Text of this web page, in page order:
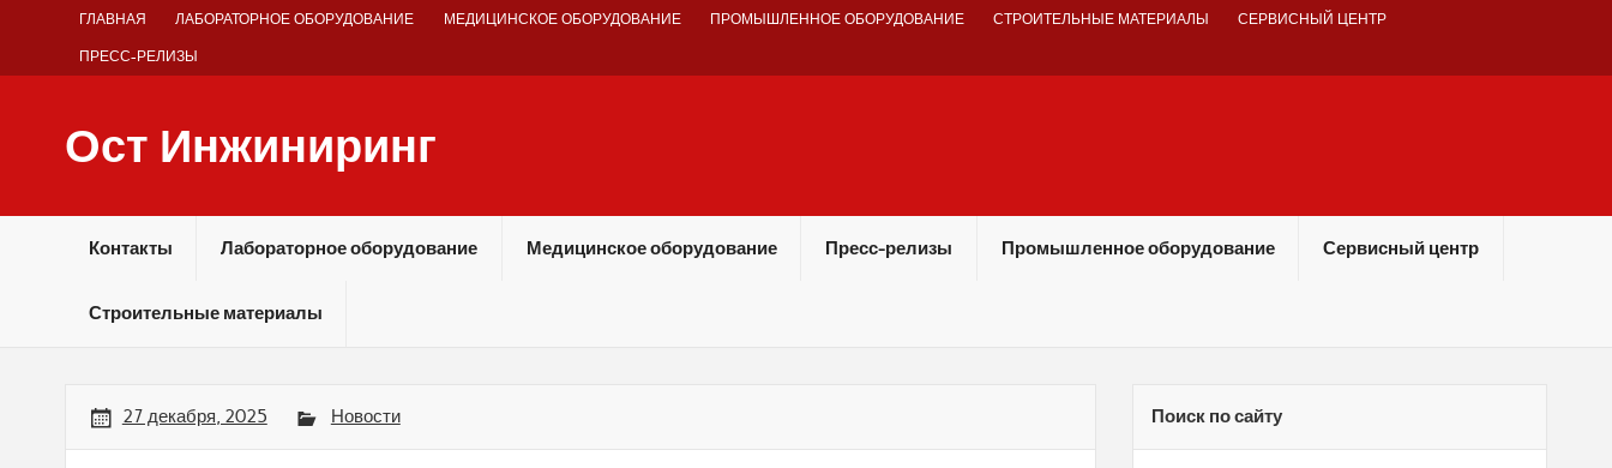
ГЛАВНАЯ ЛАБОРАТОРНОЕ ОБОРУДОВАНИЕ МЕДИЦИНСКОЕ ОБОРУДОВАНИЕ ПРОМЫШЛЕННОЕ ОБОРУДОВАНИЕ СТРОИТЕЛЬНЫЕ МАТЕРИАЛЫ СЕРВИСНЫЙ ЦЕНТР
ПРЕСС-РЕЛИЗЫ
Ост Инжиниринг
Контакты Лабораторное оборудование Медицинское оборудование Пресс-релизы Промышленное оборудование Сервисный центр
Строительные материалы
27 декабря, 2025 Новости Поиск по сайту